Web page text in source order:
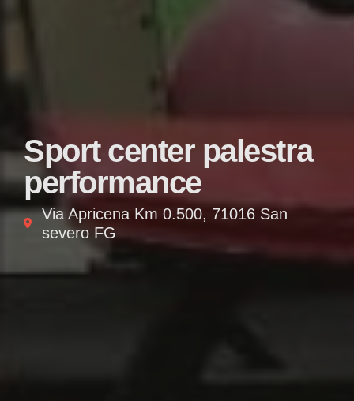
Sport center palestra
performance
Via Apricena Km 0.500, 71016 San
severo FG